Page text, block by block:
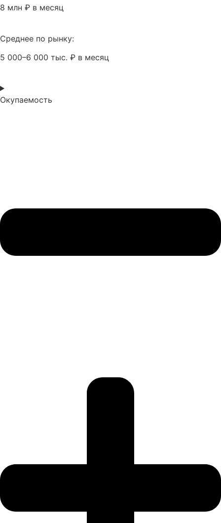
8 млн ₽ в месяц
Среднее по рынку:
5 000–6 000 тыс. ₽ в месяц
Окупаемость